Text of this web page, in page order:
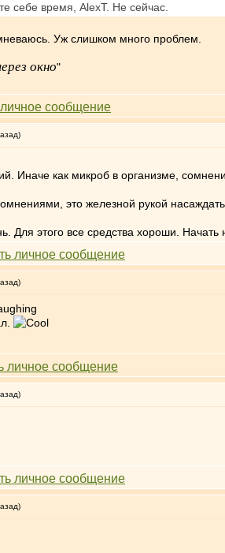
себе время, AlexT. Не сейчас.
Уж слишком много проблем.
окно"
Иначе как микроб в организме,
это железной рукой
Для этого все средства хороши.